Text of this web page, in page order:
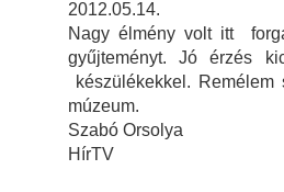
2012.05.14.
Nagy élmény volt itt
gyűjteményt. Jó érzés
készülékekkel.
múzeum.
Szabó Orsolya
HírTV